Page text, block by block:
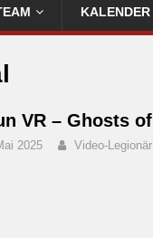
KALENDER
VR – Ghosts
2025 Video-Legionär